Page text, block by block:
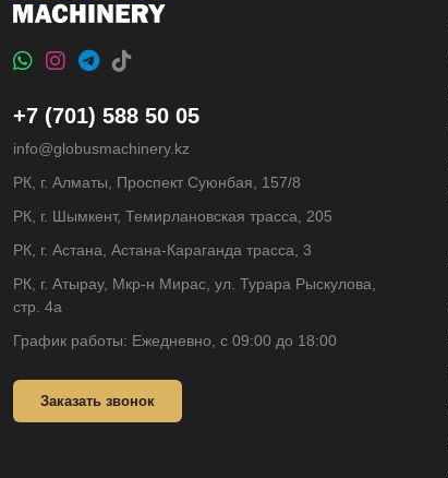
+7 (701) 588 50 05
info@globusmachinery.kz
РК, г. Алматы, Проспект Суюнбая, 157/8
РК, г. Шымкент, Темирлановская трасса, 205
РК, г. Астана, Астана-Караганда трасса, 3
РК, г. Атырау, Мкр-н Мирас, ул. Турара Рыскулова,
стр. 4а
График работы: Ежедневно, с 09:00 до 18:00
Заказать звонок